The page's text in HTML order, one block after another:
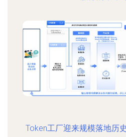
Token工厂迎来规模落地历